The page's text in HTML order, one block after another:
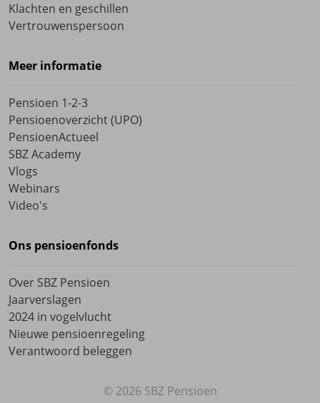
Klachten en geschillen
Vertrouwenspersoon
Meer informatie
Pensioen 1-2-3
Pensioenoverzicht (UPO)
PensioenActueel
SBZ Academy
Vlogs
Webinars
Video's
Ons pensioenfonds
Over SBZ Pensioen
Jaarverslagen
2024 in vogelvlucht
Nieuwe pensioenregeling
Verantwoord beleggen
© 2026 SBZ Pensioen